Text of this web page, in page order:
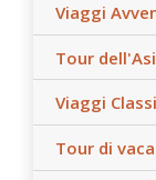
Viaggi
Tour
Viaggi
Tour di